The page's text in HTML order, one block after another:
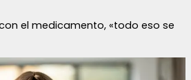
el medicamento, «todo eso se